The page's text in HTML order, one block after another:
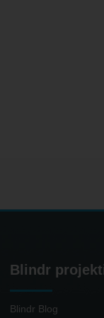
Blindr
Blindr Blog